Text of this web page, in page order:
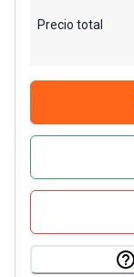
Precio total